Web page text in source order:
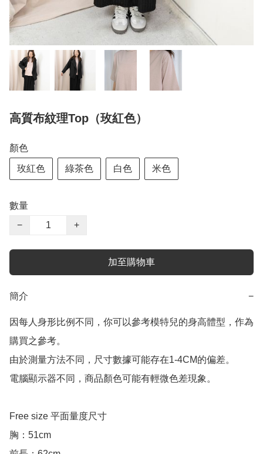
高質布紋理Top（玫紅色）
顏色
玫紅色 綠茶色 白色 米色
數量
−
+
加至購物車
簡介 −
因每人身形比例不同，你可以參考模特兒的身高體型，作為
購買之參考。
由於測量方法不同，尺寸數據可能存在1-4CM的偏差。
電腦顯示器不同，商品顏色可能有輕微色差現象。
Free size 平面量度尺寸
胸：51cm